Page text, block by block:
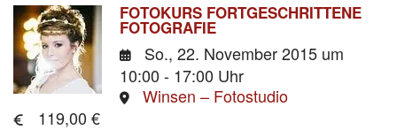
FOTOKURS FORTGESCHRITTENE
FOTOGRAFIE
So., 22. November 2015 um
10:00 - 17:00 Uhr
Winsen – Fotostudio
119,00 €